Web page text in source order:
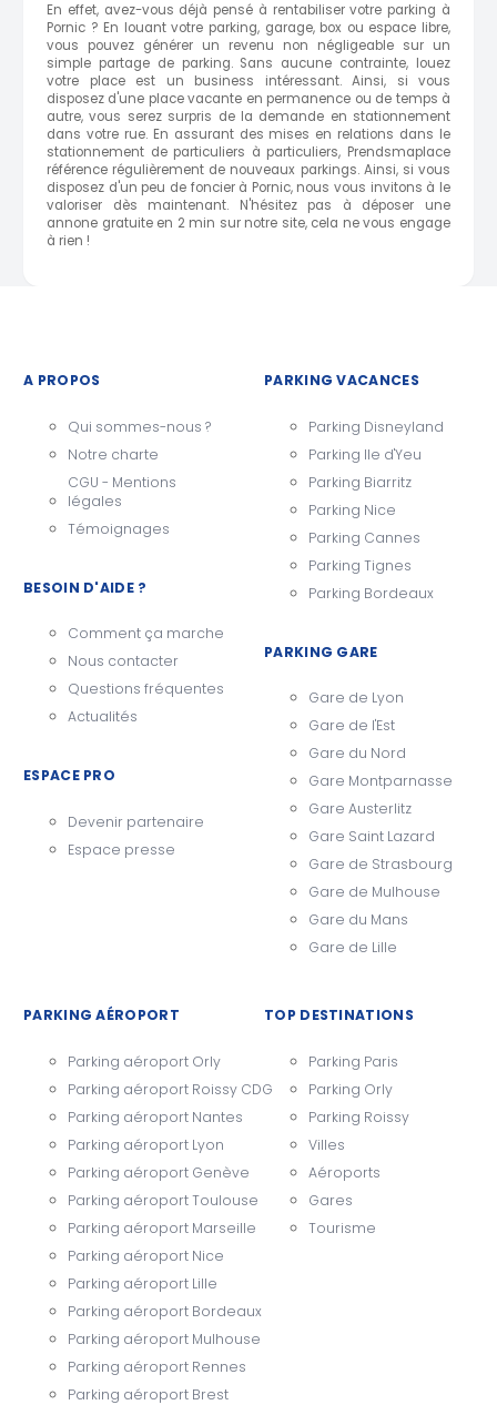
En effet, avez-vous déjà pensé à rentabiliser votre parking à
Pornic ? En louant votre parking, garage, box ou espace libre,
vous pouvez générer un revenu non négligeable sur un
simple partage de parking. Sans aucune contrainte, louez
votre place est un business intéressant. Ainsi, si vous
disposez d'une place vacante en permanence ou de temps à
autre, vous serez surpris de la demande en stationnement
dans votre rue. En assurant des mises en relations dans le
stationnement de particuliers à particuliers, Prendsmaplace
référence régulièrement de nouveaux parkings. Ainsi, si vous
disposez d'un peu de foncier à Pornic, nous vous invitons à le
valoriser dès maintenant. N'hésitez pas à déposer une
annone gratuite en 2 min sur notre site, cela ne vous engage
à rien !
A PROPOS
Qui sommes-nous ?
Notre charte
CGU - Mentions
légales
Témoignages
BESOIN D'AIDE ?
Comment ça marche
Nous contacter
Questions fréquentes
Actualités
ESPACE PRO
Devenir partenaire
Espace presse
PARKING VACANCES
Parking Disneyland
Parking Ile d'Yeu
Parking Biarritz
Parking Nice
Parking Cannes
Parking Tignes
Parking Bordeaux
PARKING GARE
Gare de Lyon
Gare de l'Est
Gare du Nord
Gare Montparnasse
Gare Austerlitz
Gare Saint Lazard
Gare de Strasbourg
Gare de Mulhouse
Gare du Mans
Gare de Lille
PARKING AÉROPORT
Parking aéroport Orly
Parking aéroport Roissy CDG
Parking aéroport Nantes
Parking aéroport Lyon
Parking aéroport Genève
Parking aéroport Toulouse
Parking aéroport Marseille
Parking aéroport Nice
Parking aéroport Lille
Parking aéroport Bordeaux
Parking aéroport Mulhouse
Parking aéroport Rennes
Parking aéroport Brest
TOP DESTINATIONS
Parking Paris
Parking Orly
Parking Roissy
Villes
Aéroports
Gares
Tourisme